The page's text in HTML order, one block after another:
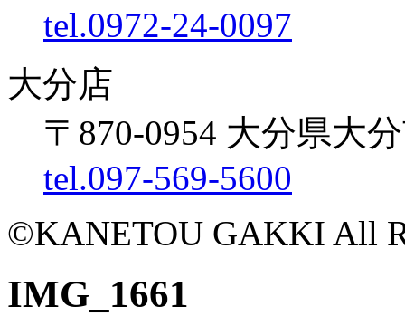
tel.0972-24-0097
大分店
〒870-0954 大分県大
tel.097-569-5600
©KANETOU GAKKI All
IMG_1661